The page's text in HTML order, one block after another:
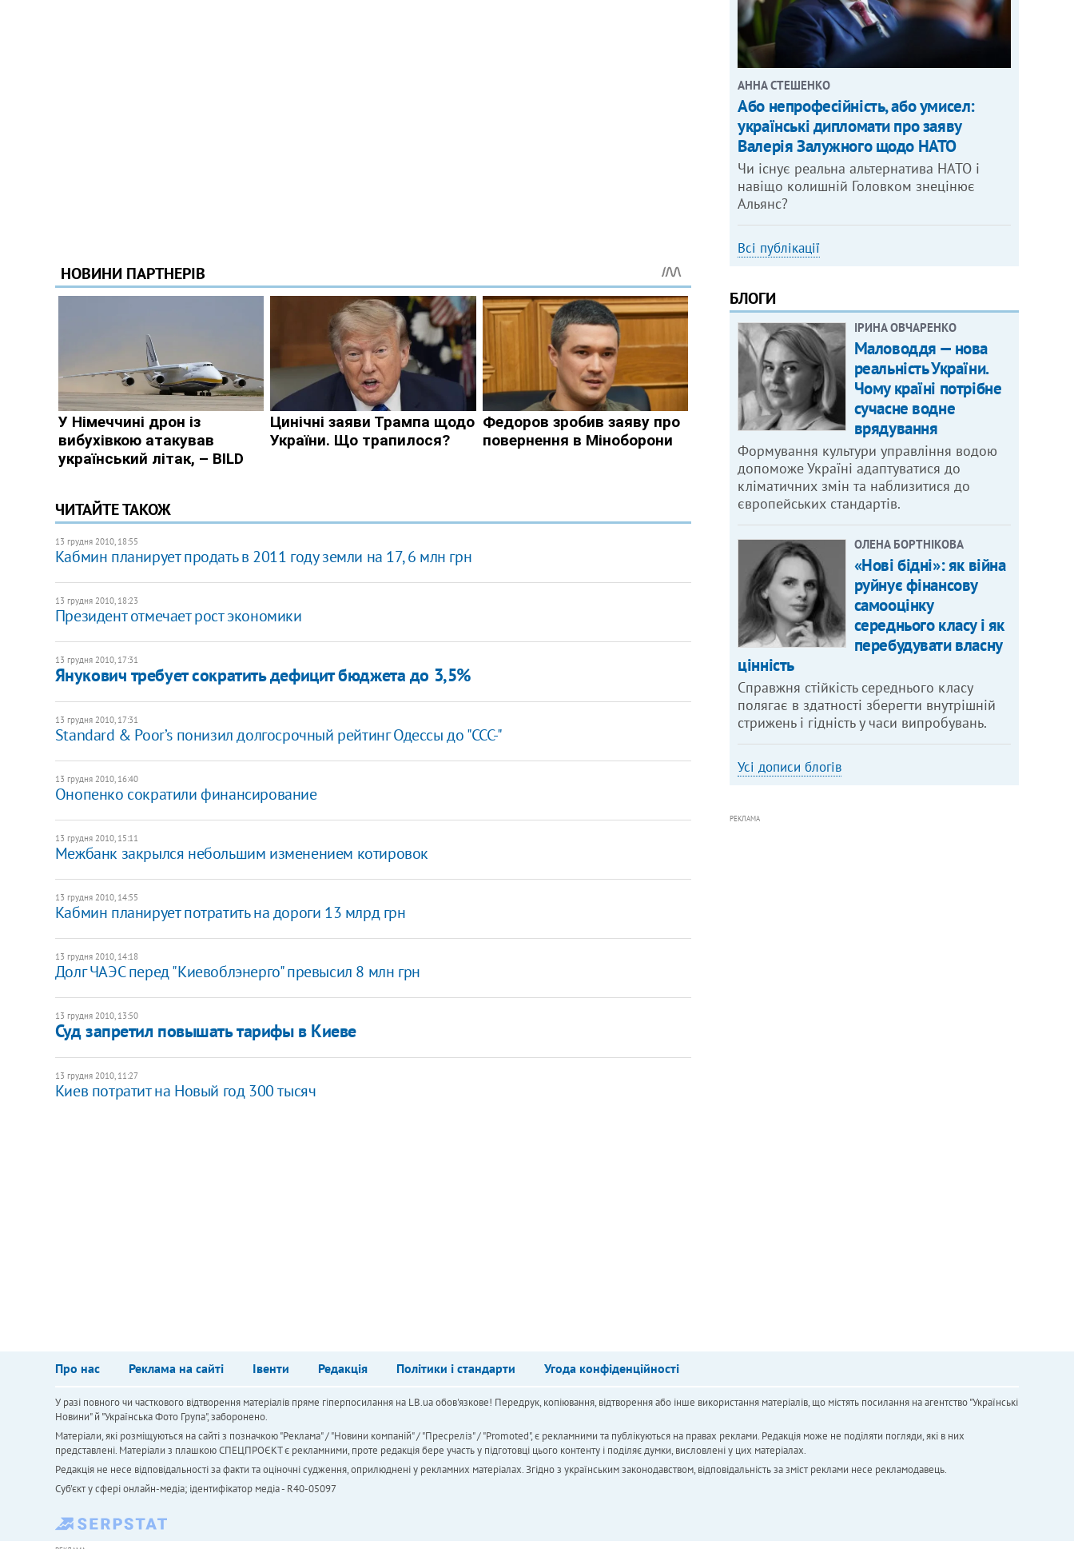
ЧИТАЙТЕ ТАКОЖ
13 грудня 2010, 18:55
Кабмин планирует продать в 2011 году земли на 17, 6 млн грн
13 грудня 2010, 18:23
Президент отмечает рост экономики
13 грудня 2010, 17:31
Янукович требует сократить дефицит бюджета до 3,5%
13 грудня 2010, 17:31
Standard & Poor’s понизил долгосрочный рейтинг Одессы до "ССС-"
13 грудня 2010, 16:40
Онопенко сократили финансирование
13 грудня 2010, 15:11
Межбанк закрылся небольшим изменением котировок
13 грудня 2010, 14:55
Кабмин планирует потратить на дороги 13 млрд грн
13 грудня 2010, 14:18
Долг ЧАЭС перед "Киевоблэнерго" превысил 8 млн грн
13 грудня 2010, 13:50
Суд запретил повышать тарифы в Киеве
13 грудня 2010, 11:27
Киев потратит на Новый год 300 тысяч
АННА СТЕШЕНКО
Або непрофесійність, або умисел:
українські дипломати про заяву
Валерія Залужного щодо НАТО
Чи існує реальна альтернатива НАТО і
навіщо колишній Головком знецінює
Альянс?
Всі публікації
БЛОГИ
ІРИНА ОВЧАРЕНКО
Маловоддя — нова
реальність України.
Чому країні потрібне
сучасне водне
врядування
Формування культури управління водою
допоможе Україні адаптуватися до
кліматичних змін та наблизитися до
європейських стандартів.
ОЛЕНА БОРТНІКОВА
«Нові бідні»: як війна
руйнує фінансову
самооцінку
середнього класу і як
перебудувати власну
цінність
Справжня стійкість середнього класу
полягає в здатності зберегти внутрішній
стрижень і гідність у часи випробувань.
Усі дописи блогів
РЕКЛАМА
Про нас Реклама на сайті Івенти Редакція Політики і стандарти Угода конфіденційності
У разі повного чи часткового відтворення матеріалів пряме гіперпосилання на LB.ua обов'язкове! Передрук, копіювання, відтворення або інше використання матеріалів, що містять посилання на агентство "Українськi
Новини" й "Українська Фото Група", заборонено.
Матеріали, які розміщуються на сайті з позначкою "Реклама" / "Новини компаній" / "Пресреліз" / "Promoted", є рекламними та публікуються на правах реклами. Редакція може не поділяти погляди, які в них
представлені. Матеріали з плашкою СПЕЦПРОЄКТ є рекламними, проте редакція бере участь у підготовці цього контенту і поділяє думки, висловлені у цих матеріалах.
Редакція не несе відповідальності за факти та оціночні судження, оприлюднені у рекламних матеріалах. Згідно з українським законодавством, відповідальність за зміст реклами несе рекламодавець.
Cуб'єкт у сфері онлайн-медіа; ідентифікатор медіа - R40-05097